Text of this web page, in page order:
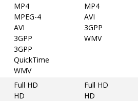
MP4
MPEG-4
AVI
3GPP
3GPP
QuickTime
WMV
MP4
AVI
3GPP
WMV
Full HD
HD
Full HD
HD